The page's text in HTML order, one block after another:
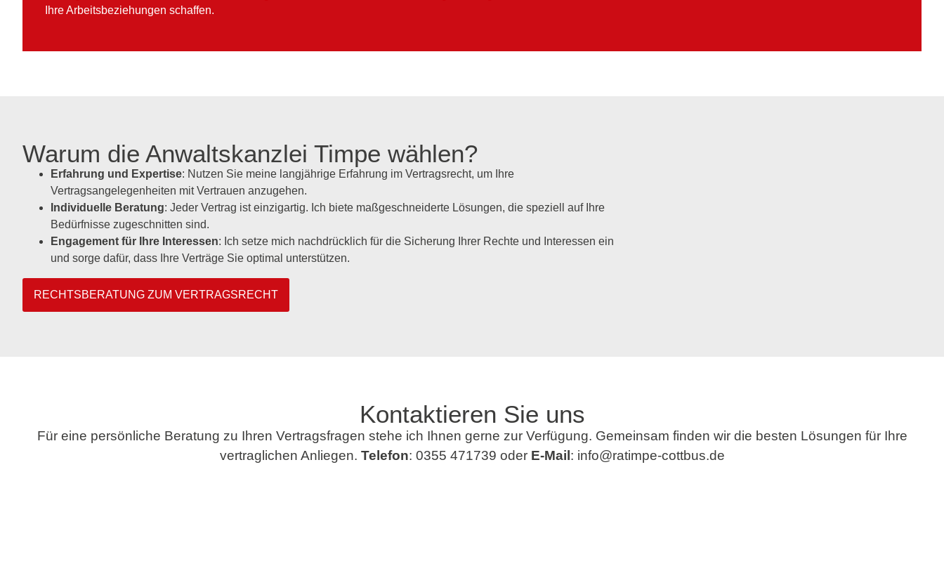
Ihre Arbeitsbeziehungen schaffen.
Warum die Anwaltskanzlei Timpe wählen?
Erfahrung und Expertise: Nutzen Sie meine langjährige Erfahrung im Vertragsrecht, um Ihre
Vertragsangelegenheiten mit Vertrauen anzugehen.
Individuelle Beratung: Jeder Vertrag ist einzigartig. Ich biete maßgeschneiderte Lösungen, die speziell auf Ihre
Bedürfnisse zugeschnitten sind.
Engagement für Ihre Interessen: Ich setze mich nachdrücklich für die Sicherung Ihrer Rechte und Interessen ein
und sorge dafür, dass Ihre Verträge Sie optimal unterstützen.
RECHTSBERATUNG ZUM VERTRAGSRECHT
Kontaktieren Sie uns
Für eine persönliche Beratung zu Ihren Vertragsfragen stehe ich Ihnen gerne zur Verfügung. Gemeinsam finden wir die besten Lösungen für Ihre
vertraglichen Anliegen. Telefon: 0355 471739 oder E-Mail : info@ratimpe-cottbus.de